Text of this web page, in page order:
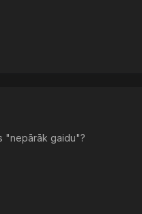
"nepārāk gaidu"?